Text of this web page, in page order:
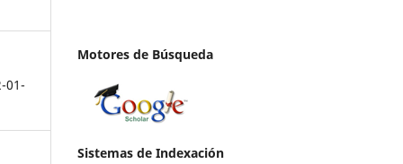
01-
Motores de Búsqueda
Sistemas de Indexación